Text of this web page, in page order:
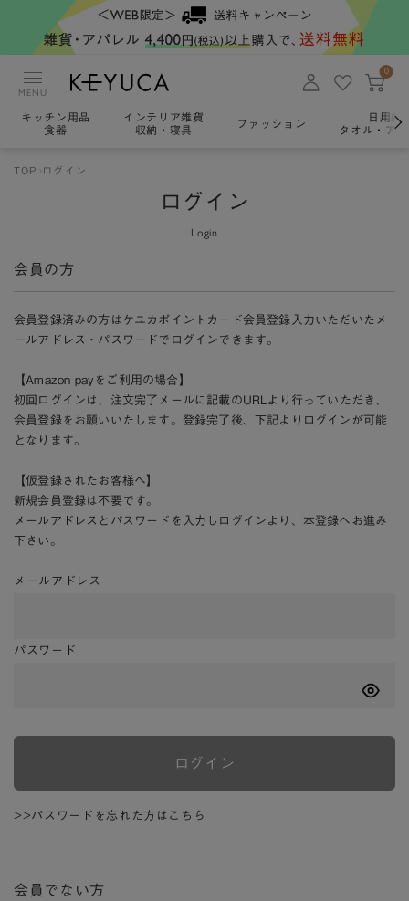
MENU
0
キッチン用品
食器
インテリア雑貨
収納・寝具
ファッション
日用雑
タオル・ア
TOP ログイン
ログイン
Login
会員の方
会員登録済みの方はケユカポイントカード会員登録入力いただいたメ
ールアドレス・パスワードでログインできます。
【Amazon payをご利用の場合】
初回ログインは、注文完了メールに記載のURLより行っていただき、
会員登録をお願いいたします。登録完了後、下記よりログインが可能
となります。
【仮登録されたお客様へ】
新規会員登録は不要です。
メールアドレスとパスワードを入力しログインより、本登録へお進み
下さい。
メールアドレス
パスワード
ログイン
>>パスワードを忘れた方はこちら
会員でない方